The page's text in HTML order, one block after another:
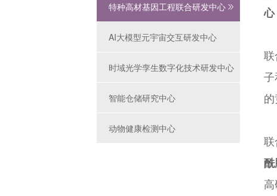
特种高材基因工程联合研发中心
AI大模型元宇宙交互研发中心
时域光学孪生数字化技术研发中心
智能仓储研究中心
动物健康检测中心
心
联
子
联
酰
高